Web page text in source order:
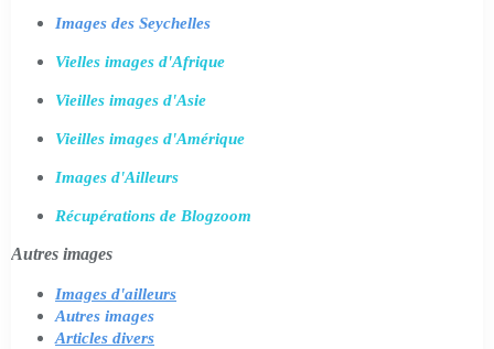
Images des Seychelles
Vielles images d'Afrique
Vieilles images d'Asie
Vieilles images d'Amérique
Images d'Ailleurs
Récupérations de Blogzoom
Autres images
Images d'ailleurs
Autres images
Articles divers